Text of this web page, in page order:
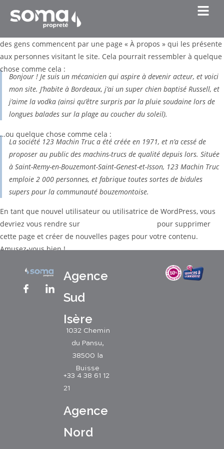
Ceci est une page d’exemple. C’est différent d’un article de blog
parce qu’elle restera au même endroit et apparaîtra dans la
navigation de votre site (dans la plupart des thèmes). La plupart
des gens commencent par une page « À propos » qui les présente
aux personnes visitant le site. Cela pourrait ressembler à quelque
chose comme cela :
Bonjour ! Je suis un mécanicien qui aspire à devenir acteur, et voici
mon site. J’habite à Bordeaux, j’ai un super chien baptisé Russell, et
j’aime la vodka (ainsi qu’être surpris par la pluie soudaine lors de
longues balades sur la plage au coucher du soleil).
…ou quelque chose comme cela :
La société 123 Machin Truc a été créée en 1971, et n’a cessé de
proposer au public des machins-trucs de qualité depuis lors. Située
à Saint-Remy-en-Bouzemont-Saint-Genest-et-Isson, 123 Machin Truc
emploie 2 000 personnes, et fabrique toutes sortes de bidules
supers pour la communauté bouzemontoise.
En tant que nouvel utilisateur ou utilisatrice de WordPress, vous
devriez vous rendre sur
pour supprimer
cette page et créer de nouvelles pages pour votre contenu.
Amusez-vous bien !
Agence
Sud
Isère
1032 Chemin
du Pansu,
38500 la
Buisse
+33 4 38 61 12
21
Agence
Nord